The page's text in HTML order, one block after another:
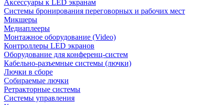
Аксессуары к LED экранам
Системы бронирования переговорных и рабочих мест
Микшеры
Медиаплееры
Монтажное оборудование (Video)
Контроллеры LED экранов
Оборудование для конференц-систем
Кабельно-разъемные системы (лючки)
Лючки в сборе
Собираемые лючки
Ретракторные системы
Системы управления